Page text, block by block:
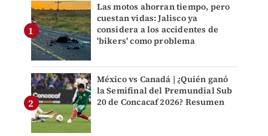
Las motos ahorran tiempo, pero
cuestan vidas: Jalisco ya
considera a los accidentes de
'bikers' como problema
México vs Canadá | ¿Quién ganó
la Semifinal del Premundial Sub
20 de Concacaf 2026? Resumen